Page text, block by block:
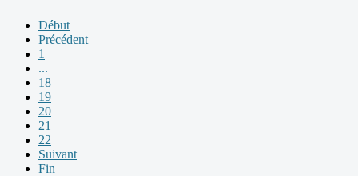
Début
Précédent
1
...
18
19
20
21
22
Suivant
Fin